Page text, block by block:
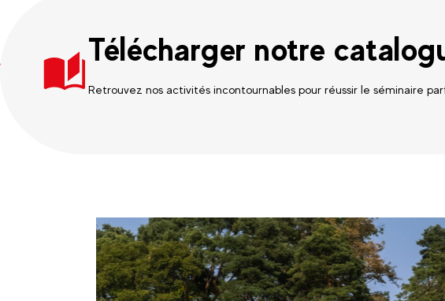
Télécharger notre
Retrouvez nos activités incontournables pour réussir le séminaire